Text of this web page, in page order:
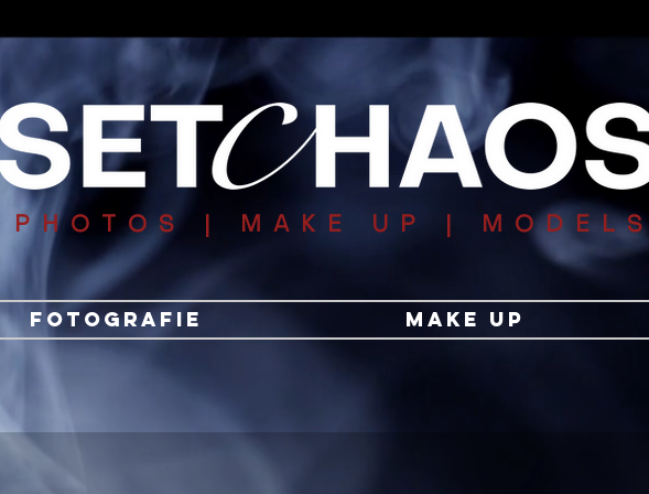
PHOTOS | MAKE UP | MODELS
Fotografie Make Up